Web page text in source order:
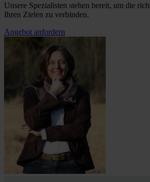
Unsere Spezialisten stehen bereit, um die
Ihren Zielen zu verbinden.
Angebot anfordern